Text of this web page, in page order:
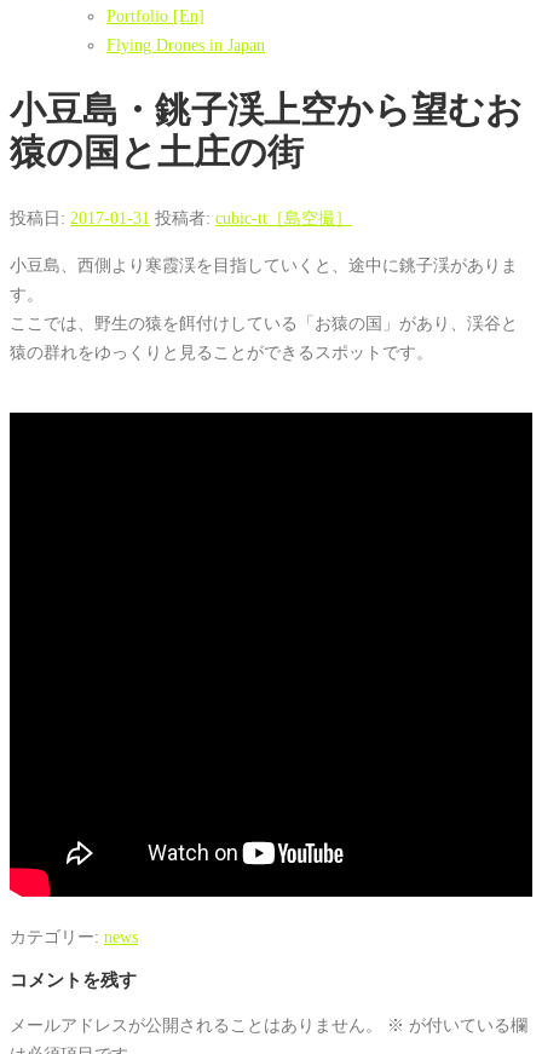
Portfolio [En]
Flying Drones in Japan
小豆島・銚子渓上空から望むお
猿の国と土庄の街
投稿日: 2017-01-31 投稿者: cubic-tt［島空撮］
小豆島、西側より寒霞渓を目指していくと、途中に銚子渓がありま
す。
ここでは、野生の猿を餌付けしている「お猿の国」があり、渓谷と
猿の群れをゆっくりと見ることができるスポットです。
カテゴリー: news
コメントを残す
メールアドレスが公開されることはありません。 ※ が付いている欄